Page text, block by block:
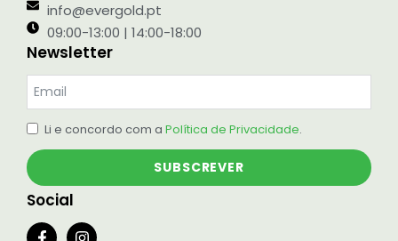
info@evergold.pt
09:00-13:00 | 14:00-18:00
Newsletter
Li e concordo com a Política de Privacidade.
SUBSCREVER
Social